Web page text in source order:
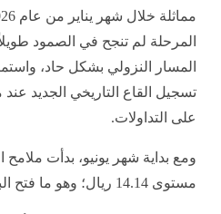
المرحلة لم تنجح في الصمود
المسار النزولي بشكل حاد،
على التداولات.
ومع بداية شهر يونيو، بدأت
مستوى 14.14 ريال؛ وهو ما فتح الباب أمام استهداف مستويات أعلى تتراوح بين 14.55 و15.46 ريال